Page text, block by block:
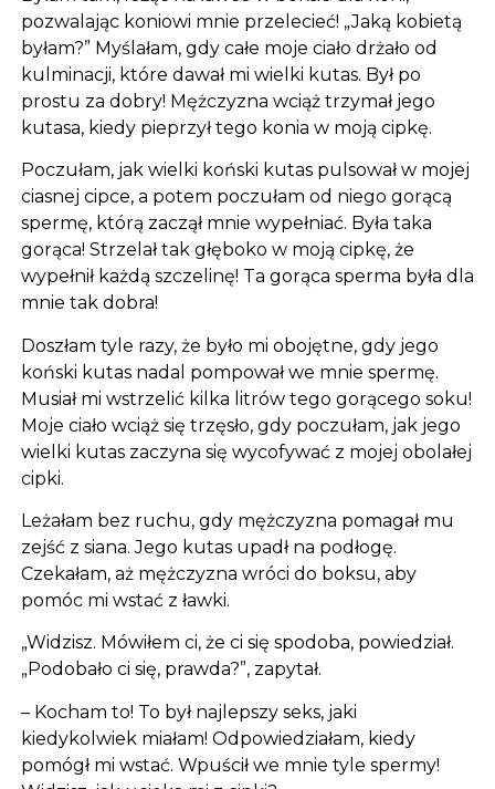
pozwalając koniowi mnie przelecieć! „Jaką kobietą
byłam?” Myślałam, gdy całe moje ciało drżało od
kulminacji, które dawał mi wielki kutas. Był po
prostu za dobry! Mężczyzna wciąż trzymał jego
kutasa, kiedy pieprzył tego konia w moją cipkę.
Poczułam, jak wielki koński kutas pulsował w mojej
ciasnej cipce, a potem poczułam od niego gorącą
spermę, którą zaczął mnie wypełniać. Była taka
gorąca! Strzelał tak głęboko w moją cipkę, że
wypełnił każdą szczelinę! Ta gorąca sperma była dla
mnie tak dobra!
Doszłam tyle razy, że było mi obojętne, gdy jego
koński kutas nadal pompował we mnie spermę.
Musiał mi wstrzelić kilka litrów tego gorącego soku!
Moje ciało wciąż się trzęsło, gdy poczułam, jak jego
wielki kutas zaczyna się wycofywać z mojej obolałej
cipki.
Leżałam bez ruchu, gdy mężczyzna pomagał mu
zejść z siana. Jego kutas upadł na podłogę.
Czekałam, aż mężczyzna wróci do boksu, aby
pomóc mi wstać z ławki.
„Widzisz. Mówiłem ci, że ci się spodoba, powiedział.
„Podobało ci się, prawda?”, zapytał.
– Kocham to! To był najlepszy seks, jaki
kiedykolwiek miałam! Odpowiedziałam, kiedy
pomógł mi wstać. Wpuścił we mnie tyle spermy!